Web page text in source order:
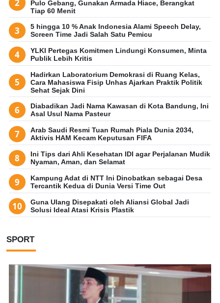
Pulo Gebang, Gunakan Armada Hiace, Berangkat
Tiap 60 Menit
5 hingga 10 % Anak Indonesia Alami Speech Delay,
Screen Time Jadi Salah Satu Pemicu
YLKI Pertegas Komitmen Lindungi Konsumen, Minta
Publik Lebih Kritis
Hadirkan Laboratorium Demokrasi di Ruang Kelas,
Cara Mahasiswa Fisip Unhas Ajarkan Praktik Politik
Sehat Sejak Dini
Diabadikan Jadi Nama Kawasan di Kota Bandung, Ini
Asal Usul Nama Pasteur
Arab Saudi Resmi Tuan Rumah Piala Dunia 2034,
Aktivis HAM Kecam Keputusan FIFA
Ini Tips dari Ahli Kesehatan IDI agar Perjalanan Mudik
Nyaman, Aman, dan Selamat
Kampung Adat di NTT Ini Dinobatkan sebagai Desa
Tercantik Kedua di Dunia Versi Time Out
Guna Ulang Disepakati oleh Aliansi Global Jadi
Solusi Ideal Atasi Krisis Plastik
SPORT